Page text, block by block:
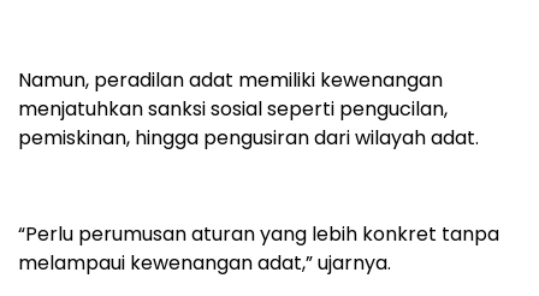
Namun, peradilan adat memiliki kewenangan
menjatuhkan sanksi sosial seperti pengucilan,
pemiskinan, hingga pengusiran dari wilayah adat.
“Perlu perumusan aturan yang lebih konkret tanpa
melampaui kewenangan adat,” ujarnya.